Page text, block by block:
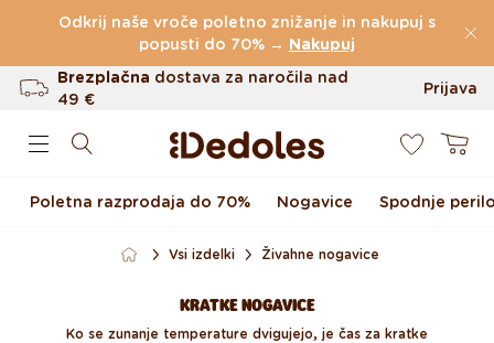
Preskoči na vsebino
Odkrij naše vroče poletno znižanje in nakupuj s
popusti do 70% → Nakupuj
(60.227 Ocen)
Brezplačna dostava za naročila nad
49 €
Do 100 dni za vračilo
Prijava
Košarica
Poletna razprodaja do 70% Nogavice Spodnje
Vsi izdelki Živahne nogavice
KRATKE NOGAVICE
Ko se zunanje temperature dvigujejo, je čas za kratke